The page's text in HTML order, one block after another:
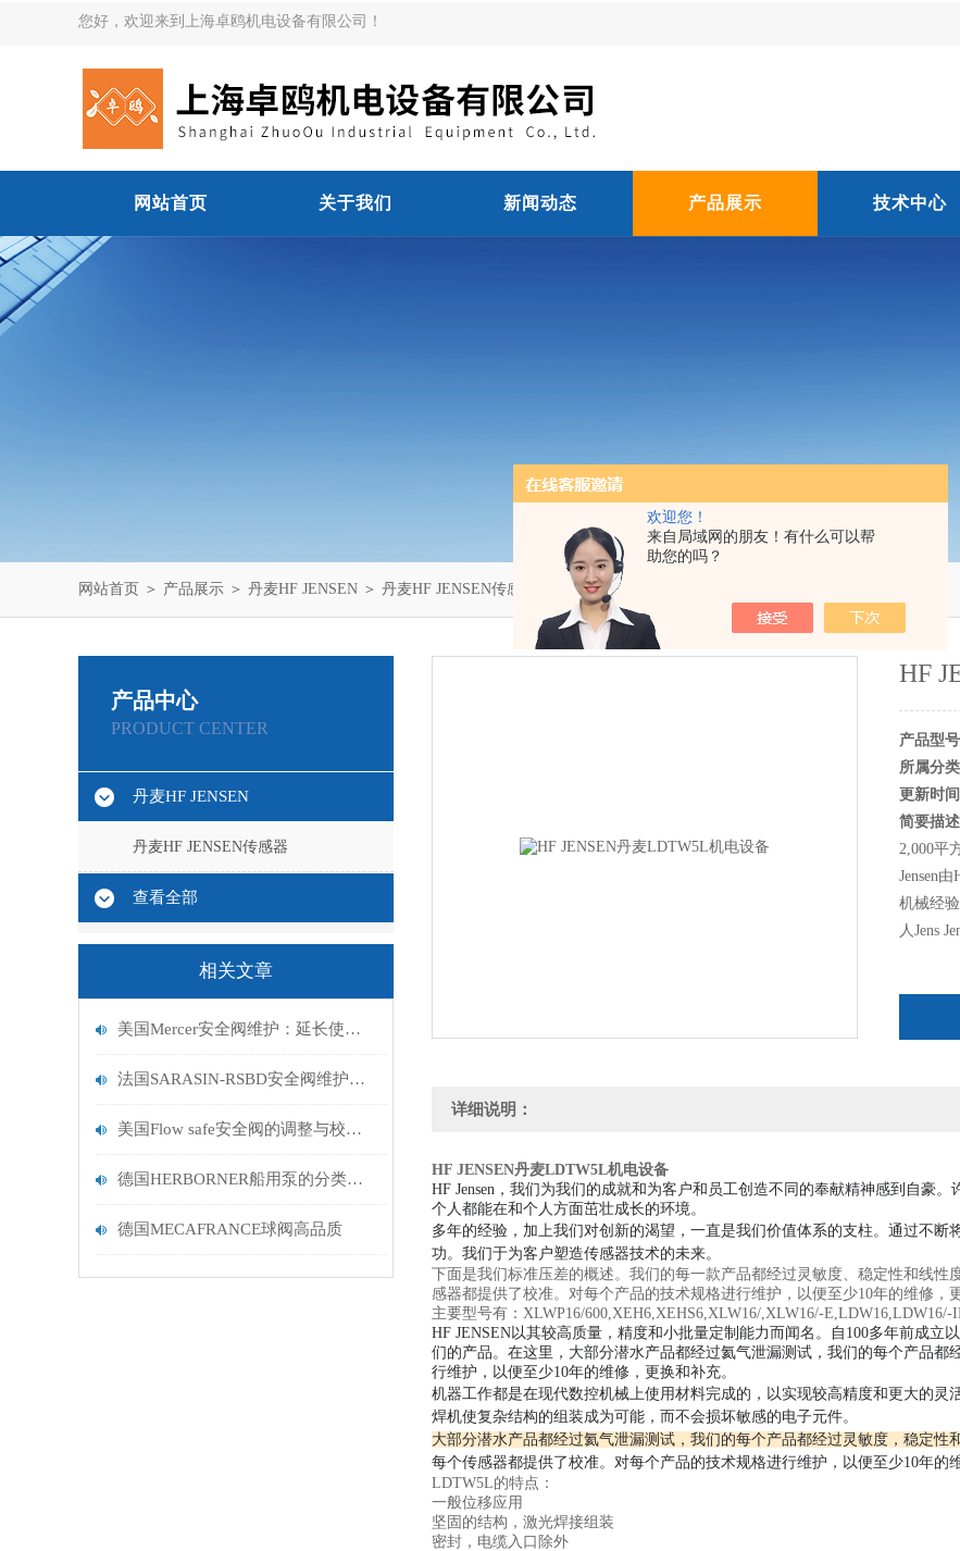
欢迎您！
来自局域网的朋友！有什么可以帮
助您的吗？
您好，欢迎来到上海卓鸥机电设备有限公司！
网站首页 关于我们 新闻动态 产品展示 技术中心
网站首页 ＞ 产品展示 ＞ 丹麦HF JENSEN ＞ 丹麦HF JENSEN传感器 ＞ HF JENSEN丹麦LDTW5L机电设备
产品中心
PRODUCT CENTER
丹麦HF JENSEN
丹麦HF JENSEN传感器
查看全部
相关文章
美国Mercer安全阀维护：延长使用寿命的策略
法国SARASIN-RSBD安全阀维护保养规范
美国Flow safe安全阀的调整与校验方法探讨
德国HERBORNER船用泵的分类及特点
德国MECAFRANCE球阀高品质
HF
产品型号
所属分类
更新时间
简要描述
2,000平
Jensen
机械经
人Jens
详细说明：
HF JENSEN丹麦LDTW5L机电设备
HF Jensen，我们为我们的成就和为客户和员工创造不同的奉献精神感到自豪。
个人都能在和个人方面茁壮成长的环境。
多年的经验，加上我们对创新的渴望，一直是我们价值体系的支柱。 通过不断
功。 我们于为客户塑造传感器技术的未来。
下面是我们标准压差的概述。我们的每一款产品都经过灵敏度、稳定性和线
感器都提供了校准。对每个产品的技术规格进行维护，以便至少10年的维修，
主要型号有：XLWP16/600,XEH6,XEHS6,XLW16/,XLW16/-
HF JENSEN以其较高质量，精度和小批量定制能力而闻名。自100多年前成
们的产品。在这里，大部分潜水产品都经过氦气泄漏测试，我们的每个产品
行维护，以便至少10年的维修，更换和补充。
机器工作都是在现代数控机械上使用材料完成的，以实现较高精度和更大的灵活
焊机使复杂结构的组装成为可能，而不会损坏敏感的电子元件。
大部分潜水产品都经过氦气泄漏测试，我们的每个产品都经过灵敏度，稳定性
每个传感器都提供了校准。 对每个产品的技术规格进行维护，以便至少10年的
LDTW5L的特点：
一般位移应用
坚固的结构，激光焊接组装
密封，电缆入口除外